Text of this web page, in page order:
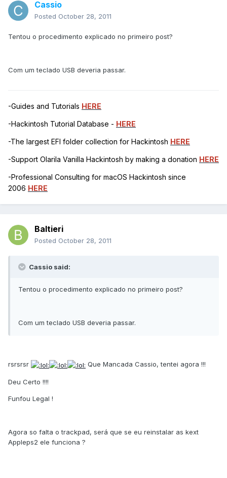
Cassio
Posted October 28, 2011
Tentou o procedimento explicado no primeiro post?
Com um teclado USB deveria passar.
-Guides and Tutorials HERE
-Hackintosh Tutorial Database - HERE
-The largest EFI folder collection for Hackintosh HERE
-Support Olarila Vanilla Hackintosh by making a donation HERE
-Professional Consulting for macOS Hackintosh since
2006 HERE
Baltieri
Posted October 28, 2011
Cassio said:
Tentou o procedimento explicado no primeiro post?
Com um teclado USB deveria passar.
rsrsrsr Que Mancada Cassio, tentei agora !!!
Deu Certo !!!!
Funfou Legal !
Agora so falta o trackpad, será que se eu reinstalar as kext
Appleps2 ele funciona ?